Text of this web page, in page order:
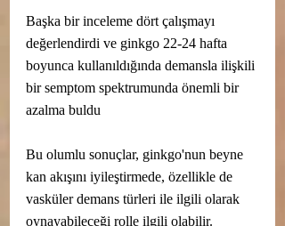
Başka bir inceleme dört çalışmayı
değerlendirdi ve ginkgo 22-24 hafta
boyunca kullanıldığında demansla ilişkili
bir semptom spektrumunda önemli bir
azalma buldu
Bu olumlu sonuçlar, ginkgo'nun beyne
kan akışını iyileştirmede, özellikle de
vasküler demans türleri ile ilgili olarak
oynayabileceği rolle ilgili olabilir.